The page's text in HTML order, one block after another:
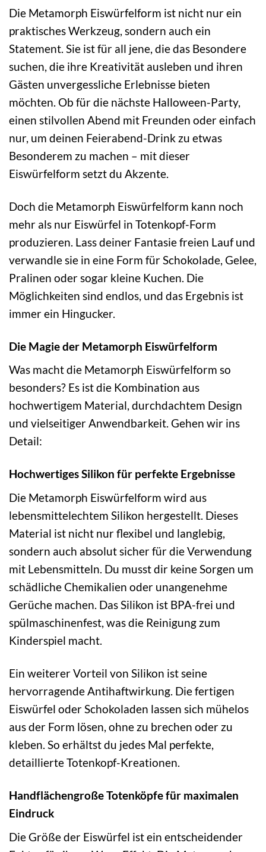
Die Metamorph Eiswürfelform ist nicht nur ein
praktisches Werkzeug, sondern auch ein
Statement. Sie ist für all jene, die das Besondere
suchen, die ihre Kreativität ausleben und ihren
Gästen unvergessliche Erlebnisse bieten
möchten. Ob für die nächste Halloween-Party,
einen stilvollen Abend mit Freunden oder einfach
nur, um deinen Feierabend-Drink zu etwas
Besonderem zu machen – mit dieser
Eiswürfelform setzt du Akzente.
Doch die Metamorph Eiswürfelform kann noch
mehr als nur Eiswürfel in Totenkopf-Form
produzieren. Lass deiner Fantasie freien Lauf und
verwandle sie in eine Form für Schokolade, Gelee,
Pralinen oder sogar kleine Kuchen. Die
Möglichkeiten sind endlos, und das Ergebnis ist
immer ein Hingucker.
Die Magie der Metamorph Eiswürfelform
Was macht die Metamorph Eiswürfelform so
besonders? Es ist die Kombination aus
hochwertigem Material, durchdachtem Design
und vielseitiger Anwendbarkeit. Gehen wir ins
Detail:
Hochwertiges Silikon für perfekte Ergebnisse
Die Metamorph Eiswürfelform wird aus
lebensmittelechtem Silikon hergestellt. Dieses
Material ist nicht nur flexibel und langlebig,
sondern auch absolut sicher für die Verwendung
mit Lebensmitteln. Du musst dir keine Sorgen um
schädliche Chemikalien oder unangenehme
Gerüche machen. Das Silikon ist BPA-frei und
spülmaschinenfest, was die Reinigung zum
Kinderspiel macht.
Ein weiterer Vorteil von Silikon ist seine
hervorragende Antihaftwirkung. Die fertigen
Eiswürfel oder Schokoladen lassen sich mühelos
aus der Form lösen, ohne zu brechen oder zu
kleben. So erhältst du jedes Mal perfekte,
detaillierte Totenkopf-Kreationen.
Handflächengroße Totenköpfe für maximalen
Eindruck
Die Größe der Eiswürfel ist ein entscheidender